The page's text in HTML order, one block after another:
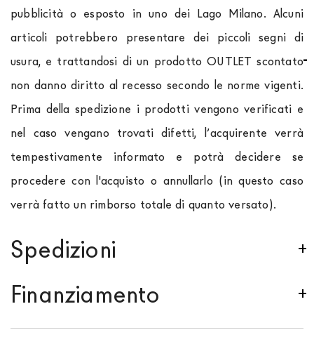
pubblicità o esposto in uno dei Lago Milano. Alcuni
articoli potrebbero presentare dei piccoli segni di
usura, e trattandosi di un prodotto OUTLET scontato
non danno diritto al recesso secondo le norme vigenti.
Prima della spedizione i prodotti vengono verificati e
nel caso vengano trovati difetti, l’acquirente verrà
tempestivamente informato e potrà decidere se
procedere con l'acquisto o annullarlo (in questo caso
verrà fatto un rimborso totale di quanto versato).
Spedizioni
Forniture Europaègratuita in Italia
, invece è
Finanziamento